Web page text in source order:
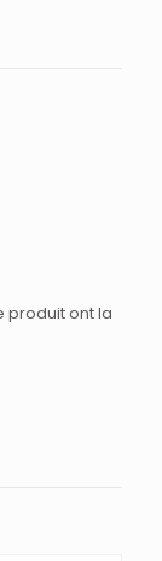
produit ont la